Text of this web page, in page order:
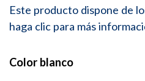
Este producto dispone de
haga clic para más
Color blanco